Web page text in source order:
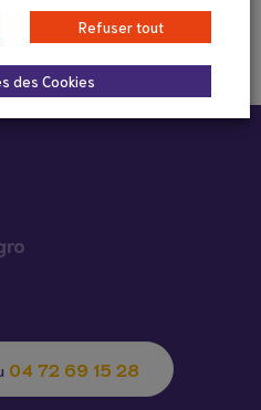
04 72 69 15 28
Refuser tout
des Cookies